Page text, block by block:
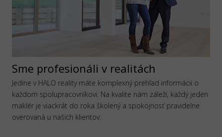
Sme profesionáli v realitách
Jedine v HALO reality máte komplexný prehľad informácii o
každom spolupracovníkovi. Na kvalite nám záleží, každý jeden
maklér je viackrát do roka školený a spokojnosť pravidelne
overovaná u našich klientov.